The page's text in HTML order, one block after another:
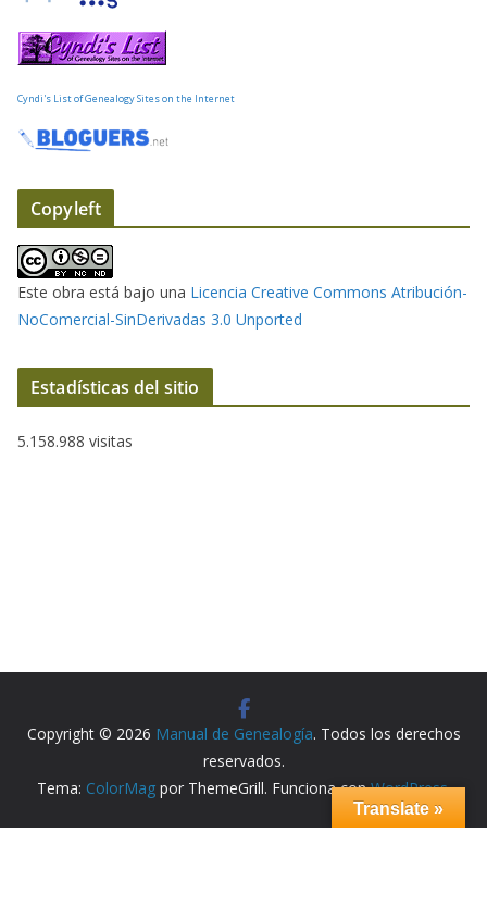
e
c
t
r
c
o
Cyndi's List of Genealogy Sites on the Internet
Copyleft
Este obra está bajo una Licencia Creative Commons Atribución-
NoComercial-SinDerivadas 3.0 Unported
Estadísticas del sitio
5.158.988 visitas
Copyright © 2026 Manual de Genealogía. Todos los derechos
reservados.
Tema: ColorMagpor ThemeGrill. Funciona conWordPress.
Translate »